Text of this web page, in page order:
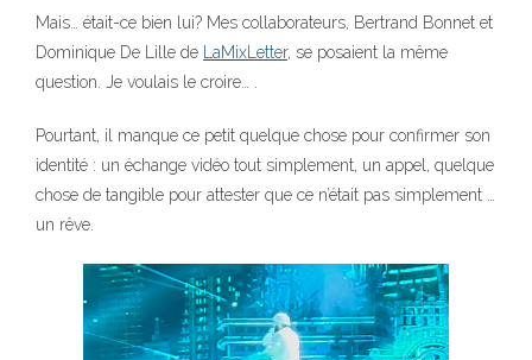
Mais… était-ce bien lui? Mes collaborateurs, Bertrand Bonnet et
Dominique De Lille de LaMixLetter, se posaient la même
question. Je voulais le croire… .
Pourtant, il manque ce petit quelque chose pour confirmer son
identité : un échange vidéo tout simplement, un appel, quelque
chose de tangible pour attester que ce n’était pas simplement …
un rêve.